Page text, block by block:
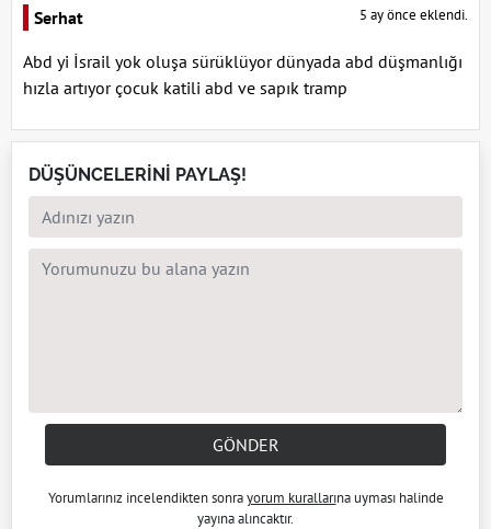
Serhat 5 ay önce eklendi.
Abd yi İsrail yok oluşa sürüklüyor dünyada abd düşmanlığı
hızla artıyor çocuk katili abd ve sapık tramp
DÜŞÜNCELERİNİ PAYLAŞ!
GÖNDER
Yorumlarınız incelendikten sonrayorum kurallarına uyması halinde
yayına alıncaktır.